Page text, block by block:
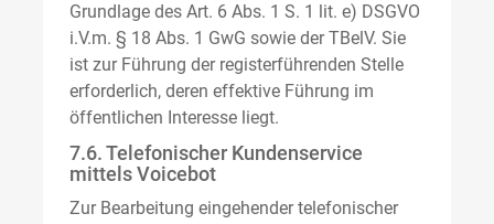
Grundlage des Art. 6 Abs. 1 S. 1 lit. e) DSGVO
i.V.m. § 18 Abs. 1 GwG sowie der TBelV. Sie
ist zur Führung der registerführenden Stelle
erforderlich, deren effektive Führung im
öffentlichen Interesse liegt.
7.6. Telefonischer Kundenservice
mittels Voicebot
Zur Bearbeitung eingehender telefonischer